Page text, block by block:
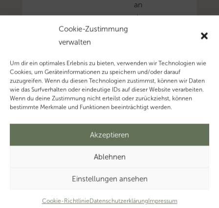
Cookie-Zustimmung
verwalten
Um dir ein optimales Erlebnis zu bieten, verwenden wir Technologien wie
Cookies, um Geräteinformationen zu speichern und/oder darauf
zuzugreifen. Wenn du diesen Technologien zustimmst, können wir Daten
wie das Surfverhalten oder eindeutige IDs auf dieser Website verarbeiten.
Wenn du deine Zustimmung nicht erteilst oder zurückziehst, können
bestimmte Merkmale und Funktionen beeinträchtigt werden.
Akzeptieren
Ablehnen
Einstellungen ansehen
Cookie-RichtlinieDatenschutzerklärungImpressum
an
das
wenn
das
Kind
aufgrund
eigener
nicht
ist.